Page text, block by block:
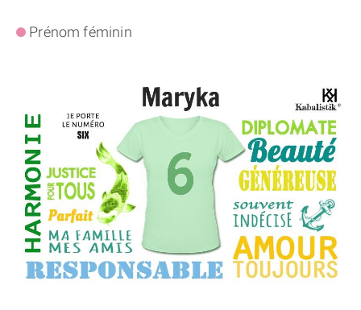
Prénom féminin
THÈME TEMPOREL
THÈME « DOUBLE JE »
APPRENDRE LA NUMÉROLOGIE
EXPLORER LA NUMÉROLOGIE
70.000 PRÉNOMS